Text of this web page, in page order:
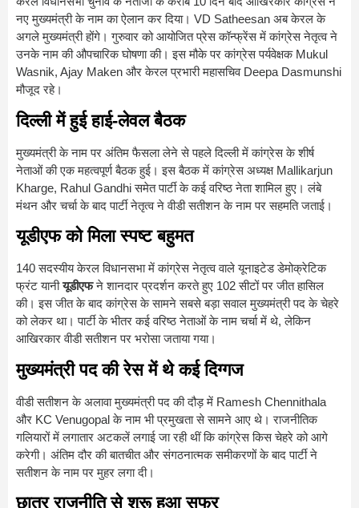
नए मुख्यमंत्री के नाम का ऐलान कर दिया। VD Satheesan अब केरल के
अगले मुख्यमंत्री होंगे। गुरुवार को आयोजित प्रेस कॉन्फ्रेंस में कांग्रेस नेतृत्व ने
उनके नाम की औपचारिक घोषणा की। इस मौके पर कांग्रेस पर्यवेक्षक Mukul
Wasnik, Ajay Maken और केरल प्रभारी महासचिव Deepa Dasmunshi
मौजूद रहे।
दिल्ली में हुई हाई-लेवल बैठक
मुख्यमंत्री के नाम पर अंतिम फैसला लेने से पहले दिल्ली में कांग्रेस के शीर्ष
नेताओं की एक महत्वपूर्ण बैठक हुई। इस बैठक में कांग्रेस अध्यक्ष Mallikarjun
Kharge, Rahul Gandhiसमेत पार्टी के कई वरिष्ठ नेता शामिल हुए। लंबे
मंथन और चर्चा के बाद पार्टी नेतृत्व ने वीडी सतीशन के नाम पर सहमति जताई।
यूडीएफ को मिला स्पष्ट बहुमत
140 सदस्यीय केरल विधानसभा में कांग्रेस नेतृत्व वाले यूनाइटेड डेमोक्रेटिक
फ्रंट यानीयूडीएफने शानदार प्रदर्शन करते हुए 102 सीटों पर जीत हासिल
की। इस जीत के बाद कांग्रेस के सामने सबसे बड़ा सवाल मुख्यमंत्री पद के चेहरे
को लेकर था। पार्टी के भीतर कई वरिष्ठ नेताओं के नाम चर्चा में थे, लेकिन
आखिरकार वीडी सतीशन पर भरोसा जताया गया।
मुख्यमंत्री पद की रेस में थे कई दिग्गज
वीडी सतीशन के अलावा मुख्यमंत्री पद की दौड़ में Ramesh Chennithala
और KC Venugopalके नाम भी प्रमुखता से सामने आए थे। राजनीतिक
गलियारों में लगातार अटकलें लगाई जा रही थीं कि कांग्रेस किस चेहरे को आगे
करेगी। अंतिम दौर की बातचीत और संगठनात्मक समीकरणों के बाद पार्टी ने
सतीशन के नाम पर मुहर लगा दी।
छात्र राजनीति से शुरू हुआ सफर